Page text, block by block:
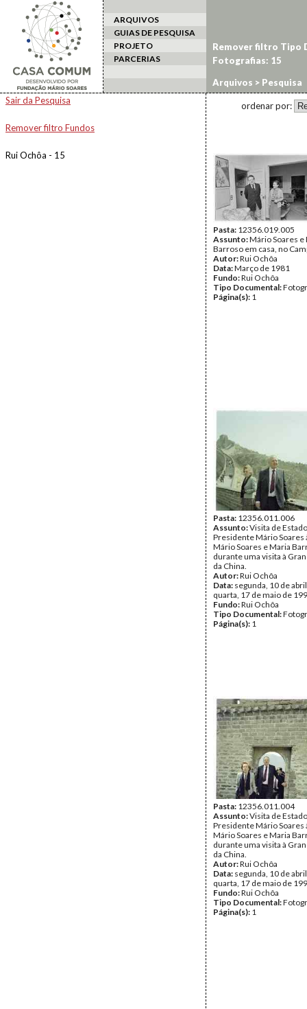
ARQUIVOS
GUIAS DE PESQUISA
PROJETO
PARCERIAS
Arquivos > Pesquisa
Sair da Pesquisa
Remover filtro Fundos
Rui Ochôa - 15
Remover filtro Tipo
Fotografias: 15
ordenar por:
Pasta: 12356.019.005
Assunto:Mário Soares e
Barroso em casa, no
Autor:Rui Ochôa
Data:Março de 1981
Fundo:Rui Ochôa
Tipo Documental:
Página(s): 1
Pasta: 12356.011.006
Assunto:Visita de
Presidente Mário Soares
Mário Soares e Maria
durante uma visita à
da China.
Autor:Rui Ochôa
Data: segunda, 10 de
quarta, 17 de maio de
Fundo:Rui Ochôa
Tipo Documental:
Página(s): 1
Pasta: 12356.011.004
Assunto:Visita de
Presidente Mário Soares
Mário Soares e Maria
durante uma visita à
da China.
Autor:Rui Ochôa
Data: segunda, 10 de
quarta, 17 de maio de
Fundo:Rui Ochôa
Tipo Documental:
Página(s): 1